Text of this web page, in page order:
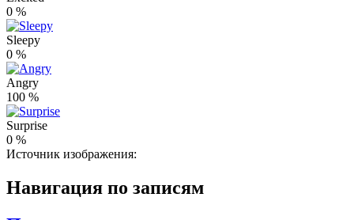
0 %
Sleepy
0 %
Angry
100 %
Surprise
0 %
Источник изображения:
Навигация по записям